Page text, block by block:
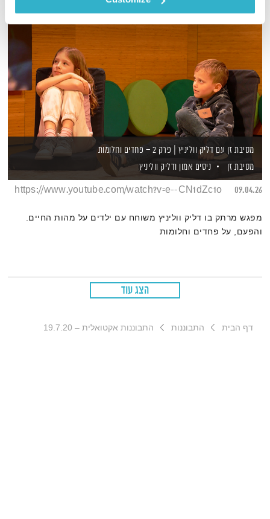
מסיבת זן עם דליק ווליניץ | פרק 2 – פחדים וחלומות
מסיבת זן
ניסים אמון ודליק ווליניץ
09.04.26
https://www.youtube.com/watch?v=e--CN1dZc1o
מפגש מרתק בו דליק ווליניץ משוחח עם ילדים על מהות החיים.
והפעם, על פחדים וחלומות
הצג עוד
דף הבית התבוננות התבוננות אקטואלית – 19.7.20